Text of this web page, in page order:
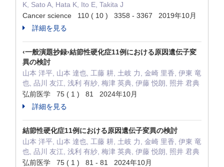
K, Sato A, Hata K, Ito E, Takita J
Cancer science 110 ( 10 ) 3358 - 3367 2019年10月
詳細を見る
‹一般演題抄録›結節性硬化症11例における原因遺伝子変
異の検討
山本 洋平, 山本 達也, 工藤 耕, 土岐 力, 金崎 里香, 伊東 竜
也, 品川 友江, 浅利 有紗, 梅津 英典, 伊藤 悦朗, 照井 君典
弘前医学 75 ( 1 ) 81 2024年10月
詳細を見る
結節性硬化症11例における原因遺伝子変異の検討
山本 洋平, 山本 達也, 工藤 耕, 土岐 力, 金崎 里香, 伊東 竜
也, 品川 友江, 浅利 有紗, 梅津 英典, 伊藤 悦朗, 照井 君典
弘前医学 75 ( 1 ) 81 - 81 2024年10月